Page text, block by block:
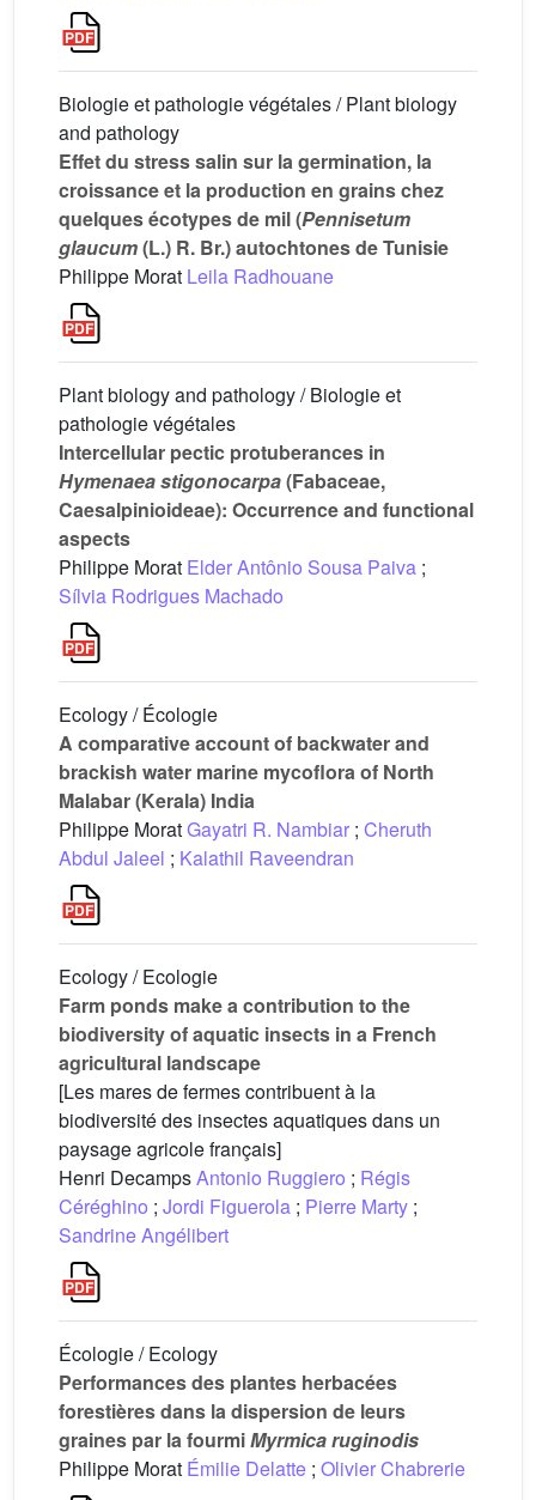
Biologie et pathologie végétales / Plant biology
and pathology
Effet du stress salin sur la germination, la
croissance et la production en grains chez
quelques écotypes de mil (Pennisetum
glaucum(L.) R. Br.) autochtones de Tunisie
Philippe Morat Leila Radhouane
Plant biology and pathology / Biologie et
pathologie végétales
Intercellular pectic protuberances in
Hymenaea stigonocarpa(Fabaceae,
Caesalpinioideae): Occurrence and functional
aspects
Philippe Morat Elder Antônio Sousa Paiva ;
Sílvia Rodrigues Machado
Ecology / Écologie
A comparative account of backwater and
brackish water marine mycoflora of North
Malabar (Kerala) India
Philippe MoratGayatri R. Nambiar ; Cheruth
Abdul Jaleel ; Kalathil Raveendran
Ecology / Ecologie
Farm ponds make a contribution to the
biodiversity of aquatic insects in a French
agricultural landscape
[Les mares de fermes contribuent à la
biodiversité des insectes aquatiques dans un
paysage agricole français]
Henri DecampsAntonio Ruggiero ; Régis
Céréghino ; Jordi Figuerola ; Pierre Marty ;
Sandrine Angélibert
Écologie / Ecology
Performances des plantes herbacées
forestières dans la dispersion de leurs
graines par la fourmiMyrmica ruginodis
Philippe Morat Émilie Delatte ; Olivier Chabrerie